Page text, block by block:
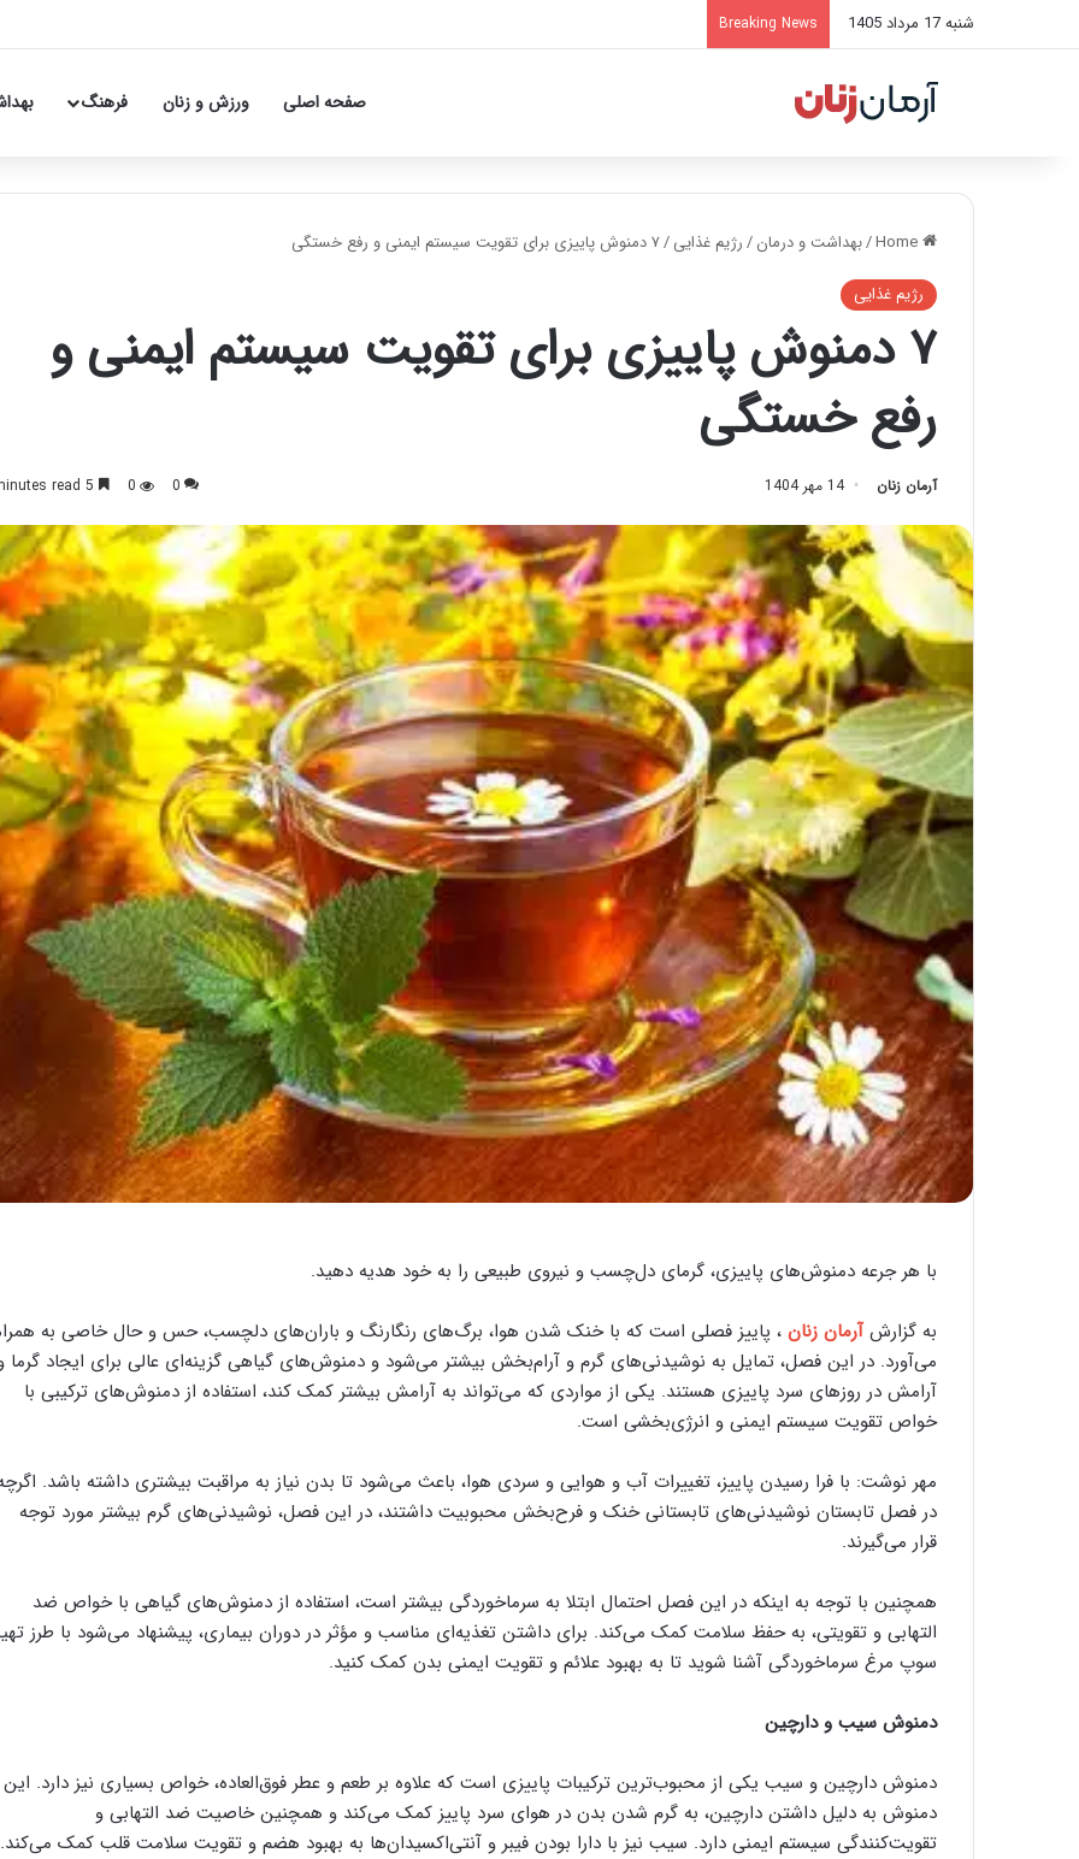
شنبه 17 مرداد 1405 Breaking News
صفحه اصلی ورزش و زنان فرهنگ
/بهداشت و درمان/رژیم غذایی/۷ دمنوش پاییزی برای تقویت سیستم ایمنی و رفع خستگی
رژیم غذایی
۷ دمنوش پاییزی برای تقویت سیستم ایمنی و
رفع خستگی
آرمان زنان 14 مهر 1404 0
0
با هر جرعه دمنوش‌های پاییزی، گرمای دل‌چسب و نیروی طبیعی را به خود هدیه دهید.
به گزارشآرمان زنان ، پاییز فصلی است که با خنک شدن هوا، برگ‌های رنگارنگ و باران‌های دلچسب، حس و حال خاصی به
می‌آورد. در این فصل، تمایل به نوشیدنی‌های گرم و آرام‌بخش بیشتر می‌شود و دمنوش‌های گیاهی گزینه‌ای عالی برای ایجاد گرما
آرامش در روزهای سرد پاییزی هستند. یکی از مواردی که می‌تواند به آرامش بیشتر کمک کند، استفاده از دمنوش‌های ترکیبی با
خواص تقویت سیستم ایمنی و انرژی‌بخشی است.
مهر نوشت: با فرا رسیدن پاییز، تغییرات آب و هوایی و سردی هوا، باعث می‌شود تا بدن نیاز به مراقبت بیشتری داشته باشد.
در فصل تابستان نوشیدنی‌های تابستانی خنک و فرح‌بخش محبوبیت داشتند، در این فصل، نوشیدنی‌های گرم بیشتر مورد توجه
قرار می‌گیرند.
همچنین با توجه به اینکه در این فصل احتمال ابتلا به سرماخوردگی بیشتر است، استفاده از دمنوش‌های گیاهی با خواص ضد
التهابی و تقویتی، به حفظ سلامت کمک می‌کند. برای داشتن تغذیه‌ای مناسب و مؤثر در دوران بیماری، پیشنهاد می‌شود با طرز
سوپ مرغ سرماخوردگی آشنا شوید تا به بهبود علائم و تقویت ایمنی بدن کمک کنید.
دمنوش سیب و دارچین
دمنوش دارچین و سیب یکی از محبوب‌ترین ترکیبات پاییزی است که علاوه بر طعم و عطر فوق‌العاده، خواص بسیاری نیز دارد. این
دمنوش به دلیل داشتن دارچین، به گرم شدن بدن در هوای سرد پاییز کمک می‌کند و همچنین خاصیت ضد التهابی و
تقویت‌کنندگی سیستم ایمنی دارد. سیب نیز با دارا بودن فیبر و آنتی‌اکسیدان‌ها به بهبود هضم و تقویت سلامت قلب کمک می‌کند.